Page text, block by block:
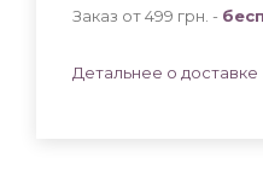
Заказ от 499 грн. -
Детальнее о доставке